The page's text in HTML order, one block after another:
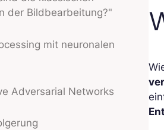
der Bildbearbeitung?"
mit neuronalen
Adversarial Networks